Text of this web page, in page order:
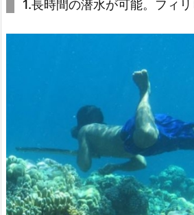
1.長時間の潜水が可能。フィ